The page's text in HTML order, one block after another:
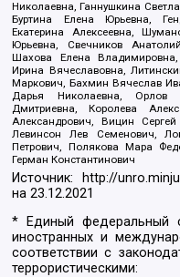
Николаевна, Ганнушкина
Буртина Елена Юрьевна,
Екатерина Алексеевна,
Юрьевна, Свечников
Шахова Елена Владимировна,
Ирина Вячеславовна,
Маркович, Бахмин Вячеслав
Дарья Николаевна, Орлов
Дмитриевна, Королева
Александрович, Вицин
Левинсон Лев Семенович,
Петрович, Полякова Мара
Герман Константинович
Источник: http://
на23.12.2021
* Единый федеральный
иностранных и
соответствии с
террористическими: